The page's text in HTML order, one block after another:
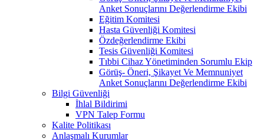
Anket Sonuçlarını Değerlendirme Ekibi
Eğitim Komitesi
Hasta Güvenliği Komitesi
Özdeğerlendirme Ekibi
Tesis Güvenliği Komitesi
Tıbbi Cihaz Yönetiminden Sorumlu Ekip
Görüş- Öneri, Şikayet Ve Memnuniyet
Anket Sonuçlarını Değerlendirme Ekibi
Bilgi Güvenliği
İhlal Bildirimi
VPN Talep Formu
Kalite Politikası
Anlaşmalı Kurumlar